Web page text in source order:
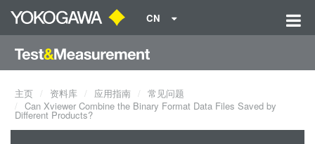
CN
主页 资料库 应用指南
常见问题
Can Xviewer Combine the Binary Format Data Files Saved by
Different Products?